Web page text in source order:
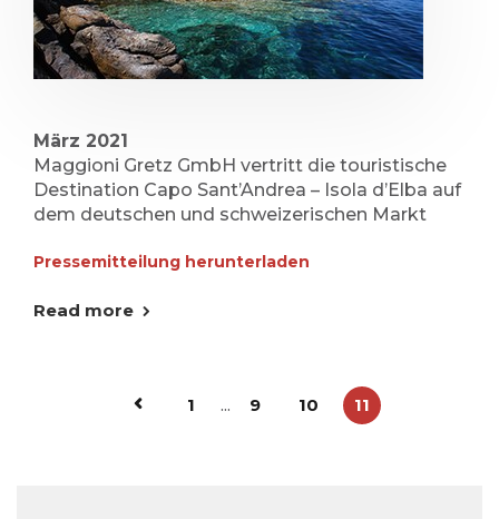
März 2021
Maggioni Gretz GmbH vertritt die touristische
Destination Capo Sant’Andrea – Isola d’Elba auf
dem deutschen und schweizerischen Markt
Pressemitteilung herunterladen
Read more
1 ... 9 10 11